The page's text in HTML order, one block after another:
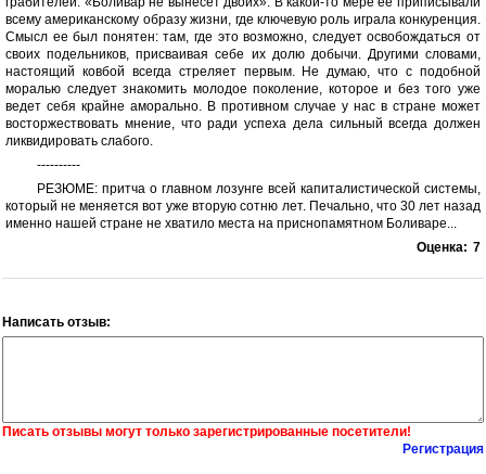
всему американскому образу жизни, где ключевую роль играла конкуренция.
Смысл ее был понятен: там, где это возможно, следует освобождаться от
своих подельников, присваивая себе их долю добычи. Другими словами,
настоящий ковбой всегда стреляет первым. Не думаю, что с подобной
моралью следует знакомить молодое поколение, которое и без того уже
ведет себя крайне аморально. В противном случае у нас в стране может
восторжествовать мнение, что ради успеха дела сильный всегда должен
ликвидировать слабого.
----------
РЕЗЮМЕ: притча о главном лозунге всей капиталистической системы,
который не меняется вот уже вторую сотню лет. Печально, что 30 лет назад
именно нашей стране не хватило места на приснопамятном Боливаре...
Оценка: 7
Написать отзыв:
Писать отзывы могут только зарегистрированные посетители!
Регистрация